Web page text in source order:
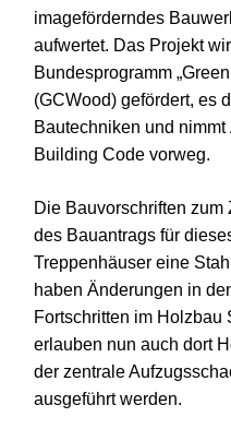
imageförderndes
aufwertet. Das Projekt
Bundesprogramm
(GCWood) gefördert, es
Bautechniken und
Building Code vorweg.
Die Bauvorschriften
des Bauantrags für
Treppenhäuser eine
haben Änderungen in
Fortschritten im Holzbau
erlauben nun auch dort
der zentrale
ausgeführt werden.